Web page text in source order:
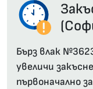
Бърз влак
увеличи
първоначално